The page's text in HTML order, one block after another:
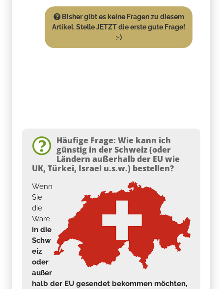
Bisher gibt es keine Fragen zu diesem
Artikel. Stelle JETZT die erste gute Frage!
:-)
Häufige Frage: Wie kann ich
günstig in der Schweiz (oder
Ländern außerhalb der EU wie
UK, Türkei, Israel u.s.w.) bestellen?
Wenn
Sie
die
Ware
in die
Schw
eiz
oder
außer
halb der EU gesendet bekommen möchten,